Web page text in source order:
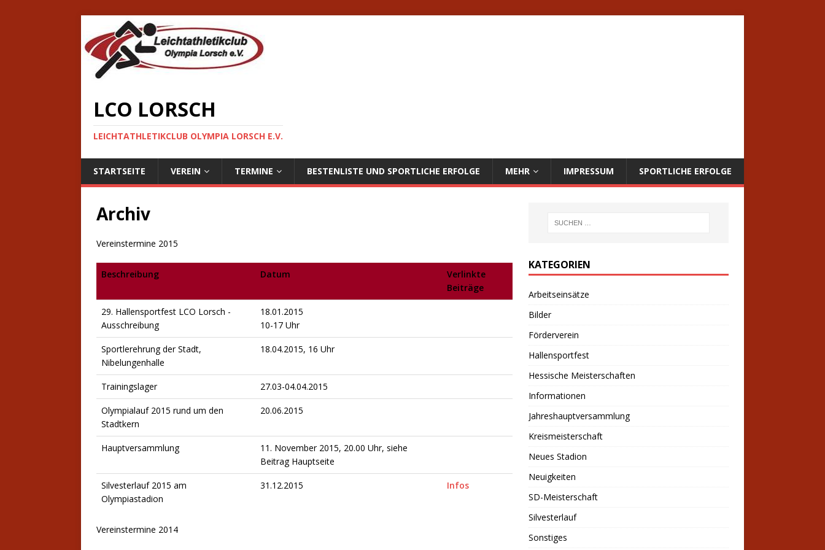
LCO LORSCH
LEICHTATHLETIKCLUB OLYMPIA LORSCH E.V.
STARTSEITE VEREIN TERMINE BESTENLISTE UND SPORTLICHE ERFOLGE MEHR IMPRESSUM SPORTLICHE ERFOLGE
Archiv
Vereinstermine 2015
Beschreibung Datum
Verlinkte
Beiträge
29. Hallensportfest LCO Lorsch -
Ausschreibung
18.01.2015
10-17 Uhr
Sportlerehrung der Stadt,
Nibelungenhalle
18.04.2015, 16 Uhr
Trainingslager 27.03-04.04.2015
Olympialauf 2015 rund um den
Stadtkern
20.06.2015
Hauptversammlung
11. November 2015, 20.00 Uhr, siehe
Beitrag Hauptseite
Silvesterlauf 2015 am
Olympiastadion
31.12.2015 Infos
Vereinstermine 2014
KATEGORIEN
Arbeitseinsätze
Bilder
Förderverein
Hallensportfest
Hessische Meisterschaften
Informationen
Jahreshauptversammlung
Kreismeisterschaft
Neues Stadion
Neuigkeiten
SD-Meisterschaft
Silvesterlauf
Sonstiges